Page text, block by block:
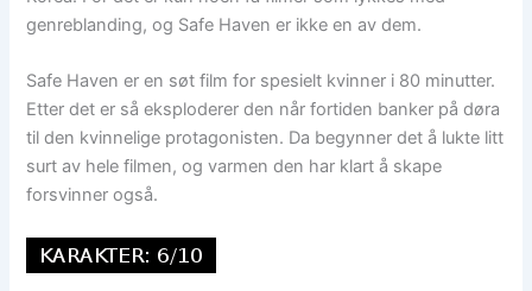
genreblanding, og Safe Haven er ikke en av dem.
Safe Haven er en søt film for spesielt kvinner i 80 minutter.
Etter det er så eksploderer den når fortiden banker på døra
til den kvinnelige protagonisten. Da begynner det å lukte litt
surt av hele filmen, og varmen den har klart å skape
forsvinner også.